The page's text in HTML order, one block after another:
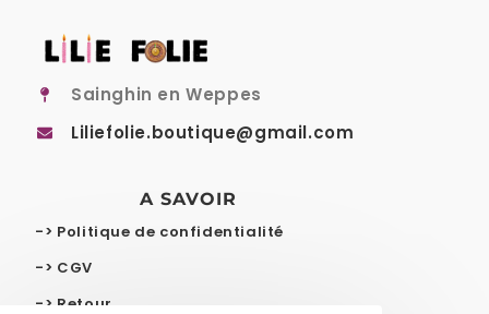
Sainghin en Weppes
Liliefolie.boutique@gmail.com
A SAVOIR
-> Politique de confidentialité
-> CGV
-> Retour